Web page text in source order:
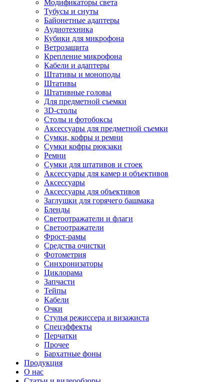
Модификаторы света
Тубусы и снуты
Байонетные адаптеры
Аудиотехника
Кубики для микрофона
Ветрозащита
Крепление микрофона
Кабели и адаптеры
Штативы и моноподы
Штативы
Штативные головы
Для предметной съемки
3D-столы
Столы и фотобоксы
Аксессуары для предметной съемки
Сумки, кофры и ремни
Сумки кофры рюкзаки
Ремни
Сумки для штативов и стоек
Аксессуары для камер и объективов
Аксессуары
Аксессуары для объективов
Заглушки для горячего башмака
Бленды
Светоотражатели и флаги
Светоотражатели
Фрост-рамы
Средства очистки
Фотометрия
Синхронизаторы
Циклорама
Запчасти
Тейпы
Кабели
Очки
Стулья режиссера и визажиста
Спецэффекты
Перчатки
Прочее
Бархатные фоны
Продукция
О нас